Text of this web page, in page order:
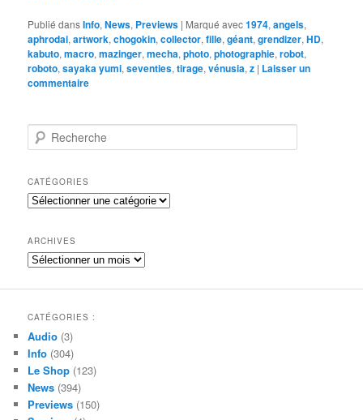
Publié dansInfo,News, Previews | Marqué avec1974,angels,
aphrodai,artwork,chogokin,collector,fille,géant,grendizer,HD,
kabuto,macro,mazinger,mecha,photo,photographie,robot,
roboto,sayaka yumi,seventies,tirage,vénusia,z | Laisser un
commentaire
e
h
e
r
h
e
CATÉGORIES
Catégories
ARCHIVES
Archives
CATÉGORIES :
Audio (3)
Info (304)
Le Shop (123)
News (394)
Previews (150)